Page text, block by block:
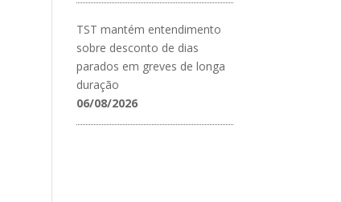
TST mantém entendimento
sobre desconto de dias
parados em greves de longa
duração
06/08/2026